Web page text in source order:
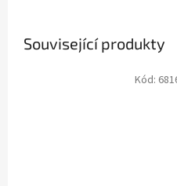
Související produkty
Kód: